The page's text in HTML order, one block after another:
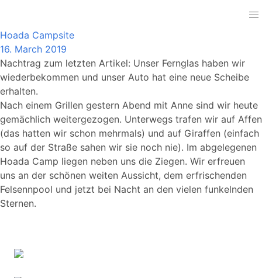
Hoada Campsite
16. March 2019
Nachtrag zum letzten Artikel: Unser Fernglas haben wir
wiederbekommen und unser Auto hat eine neue Scheibe
erhalten.
Nach einem Grillen gestern Abend mit Anne sind wir heute
gemächlich weitergezogen. Unterwegs trafen wir auf Affen
(das hatten wir schon mehrmals) und auf Giraffen (einfach
so auf der Straße sahen wir sie noch nie). Im abgelegenen
Hoada Camp liegen neben uns die Ziegen. Wir erfreuen
uns an der schönen weiten Aussicht, dem erfrischenden
Felsennpool und jetzt bei Nacht an den vielen funkelnden
Sternen.